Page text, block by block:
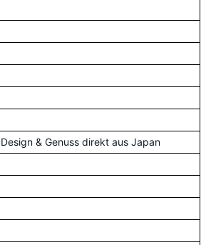
& Genuss direkt aus Japan